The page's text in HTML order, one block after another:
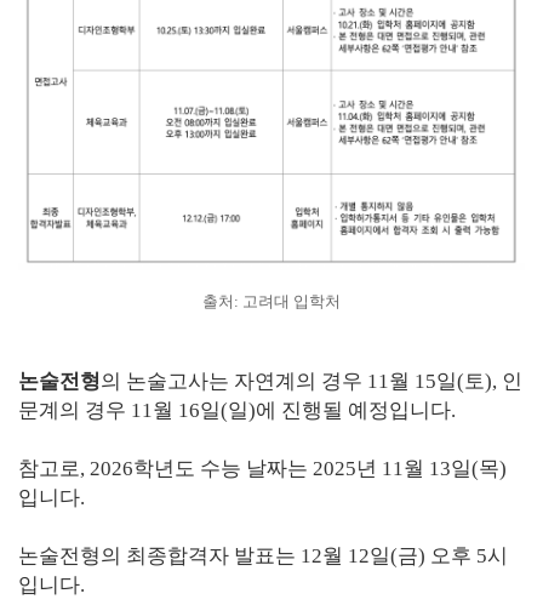
출처: 고려대 입학처
논술전형의 논술고사는 자연계의 경우 11월 15일(토), 인
문계의 경우 11월 16일(일)에 진행될 예정입니다.
참고로, 2026학년도 수능 날짜는 2025년 11월 13일(목)
입니다.
논술전형의 최종합격자 발표는 12월 12일(금) 오후 5시
입니다.